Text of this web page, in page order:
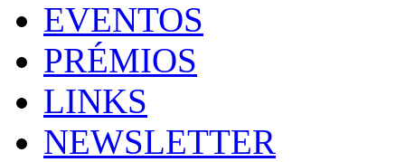
EVENTOS
PRÉMIOS
LINKS
NEWSLETTER